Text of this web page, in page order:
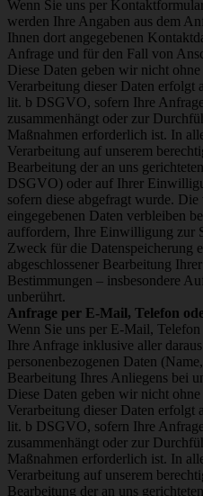
Wenn Sie uns per
werden Ihre Angaben aus dem
Ihnen dort angegebenen
Anfrage und für den Fall von
Diese Daten geben wir nicht
Verarbeitung dieser Daten
lit. b DSGVO, sofern Ihre
zusammenhängt oder zur
Maßnahmen erforderlich ist. In
Verarbeitung auf unserem
Bearbeitung der an uns
DSGVO) oder auf Ihrer
sofern diese abgefragt wurde.
eingegebenen Daten verbleiben
auffordern, Ihre Einwilligung zur
Zweck für die Datenspeicherung
abgeschlossener Bearbeitung
Bestimmungen – insbesondere
unberührt.
Anfrage per E-Mail, Telefon
Wenn Sie uns per E-Mail,
Ihre Anfrage inklusive aller
personenbezogenen Daten
Bearbeitung Ihres Anliegens bei
Diese Daten geben wir nicht
Verarbeitung dieser Daten
lit. b DSGVO, sofern Ihre
zusammenhängt oder zur
Maßnahmen erforderlich ist. In
Verarbeitung auf unserem
Bearbeitung der an uns